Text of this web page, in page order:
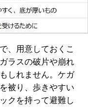
、用意しておくこ
ラスの破片や崩れ
しれません。ケガ
被り、歩きやすい
クを持って避難し